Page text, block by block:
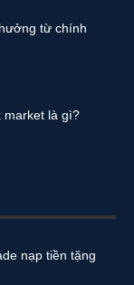
từ chính
market là gì?
nạp tiền tặng